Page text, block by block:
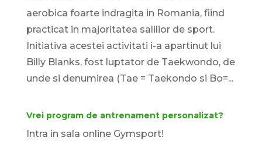
aerobica foarte indragita in Romania, fiind
practicat in majoritatea salilior de sport.
Initiativa acestei activitati i-a apartinut lui
Billy Blanks, fost luptator de Taekwondo, de
unde si denumirea (Tae = Taekondo si Bo=...
Vrei program de antrenament personalizat?
Intra in sala online Gymsport!